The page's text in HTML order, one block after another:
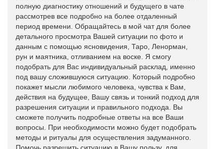
полную диагностику отношений и будущего в чате
рассмотрев все подробно на более отдаленный
период времени. Обращайтесь в мой чат для более
детального просмотра Вашей ситуации по фото и
данным с помощью ясновидения, Таро, Ленорман,
рун и маятника, отливанием на воске. Я смогу
подобрать для Вас индивидуальный расклад, именно
под вашу сложившуюся ситуацию. Который подробно
покажет мысли любимого человека, чувства к Вам,
действия на будущее, Вашу связь и тонкий подход для
разрешения ситуации и правильного подхода. Вы
сможете получить подробные ответы на все Ваши
вопросы. При необходимости можно будет подобрать
методы и ритуалы для осуществления задуманного.